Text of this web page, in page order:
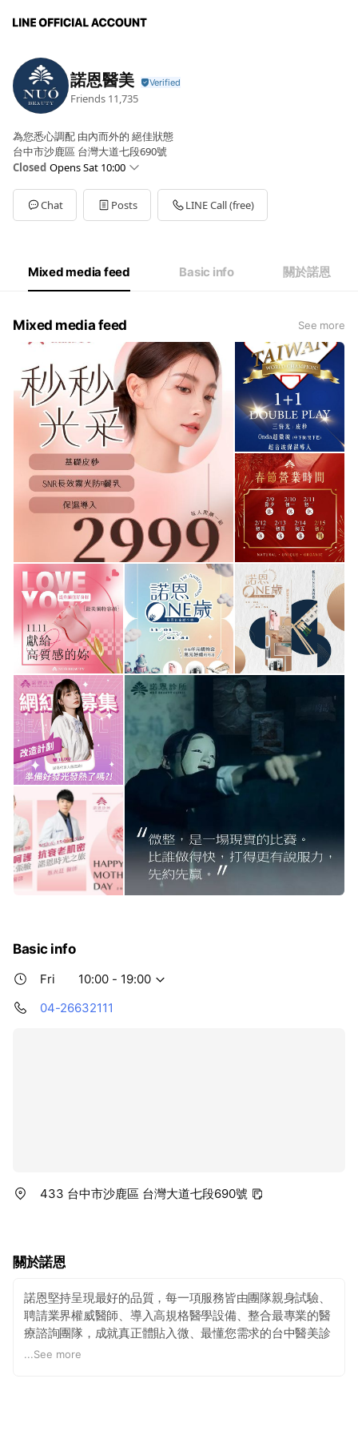
諾恩醫美
Friends 11,735
為您悉心調配 由內而外的 絕佳狀態
台中市沙鹿區 台灣大道七段690號
Closed Opens Sat 10:00
SunClosed
Mon10:00 - 19:00
Tue
10:00 - 19:00
10:00 - 19:00
Chat Posts LINE Call (free)
Mixed media feed Basic info 關於諾恩
Mixed media feed See more
Basic info
Fri
10:00 - 19:00
04-26632111
433 台中市沙鹿區 台灣大道七段690號
關於諾恩
諾恩堅持呈現最好的品質，每一項服務皆由團隊親身試驗、
聘請業界權威醫師、導入高規格醫學設備、整合最專業的醫
療諮詢團隊，成就真正體貼入微、最懂您需求的台中醫美診
所。
...See more